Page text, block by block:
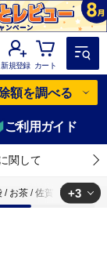
新規登録 カート
額を調べる
ご利用ガイド
関して
/ お茶 / 佐賀県 / 白川製
+3